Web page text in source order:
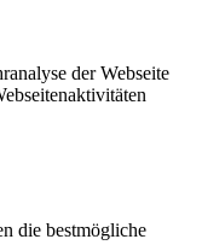
der Webseite
die bestmögliche